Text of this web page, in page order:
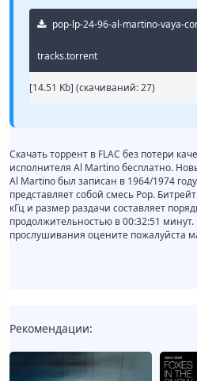
pop-lp-24-96-al-martino-vaya-
tracks.torrent
[14.51 Kb] (cкачиваний: 27)
Скачать торрент в FLAC без потери
исполнителя Al Martino бесплатно.
Al Martino был записан в 1964/1974
представляет собой смесь Pop.
кГц и размер раздачи составляет
продолжительностью в 00:32:51
прослушивания оцените пожалуйста
Рекомендации: